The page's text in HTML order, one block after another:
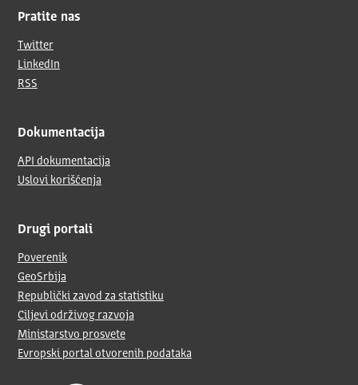
Pratite nas
Twitter
LinkedIn
RSS
Dokumentacija
API dokumentacija
Uslovi korišćenja
Drugi portali
Poverenik
GeoSrbija
Republički zavod za statistiku
Ciljevi održivog razvoja
Ministarstvo prosvete
Evropski portal otvorenih podataka